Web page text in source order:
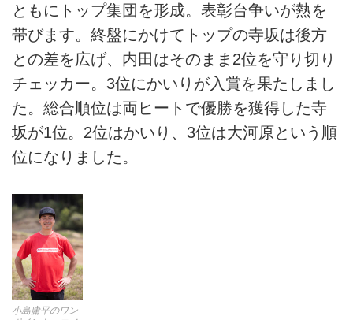
ともにトップ集団を形成。表彰台争いが熱を
帯びます。終盤にかけてトップの寺坂は後方
との差を広げ、内田はそのまま2位を守り切り
チェッカー。3位にかいりが入賞を果たしまし
た。総合順位は両ヒートで優勝を獲得した寺
坂が1位。2位はかいり、3位は大河原という順
位になりました。
小島庸平のワン